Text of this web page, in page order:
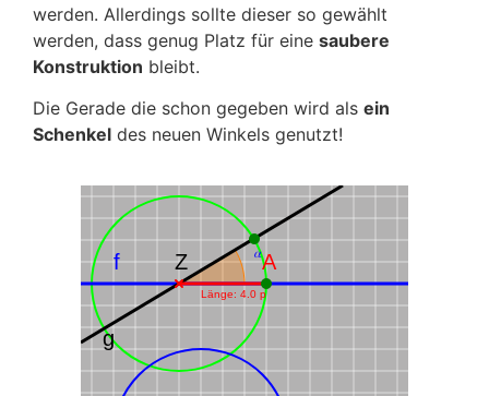
werden. Allerdings sollte dieser so gewählt
werden, dass genug Platz für eine saubere
Konstruktion bleibt.
Die Gerade die schon gegeben wird als ein
Schenkel des neuen Winkels genutzt!
Z
f
g
𝛼
A
Länge: 2.2 p